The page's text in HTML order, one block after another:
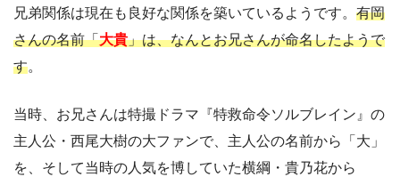
兄弟関係は現在も良好な関係を築いているようです。 有岡
さんの名前「大貴」は、なんとお兄さんが命名したようで
す。
当時、お兄さんは特撮ドラマ『特救命令ソルブレイン』の
主人公・西尾大樹の大ファンで、主人公の名前から「大」
を、そして当時の人気を博していた横綱・貴乃花から